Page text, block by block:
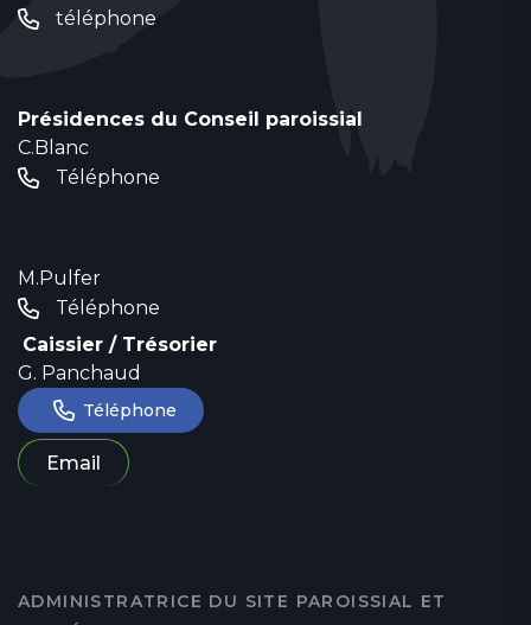
téléphone
Présidences du Conseil paroissial
C.Blanc
Téléphone
M.Pulfer
Téléphone
Caissier / Trésorier
G. Panchaud
Téléphone
Email
ADMINISTRATRICE DU SITE PAROISSIAL ET